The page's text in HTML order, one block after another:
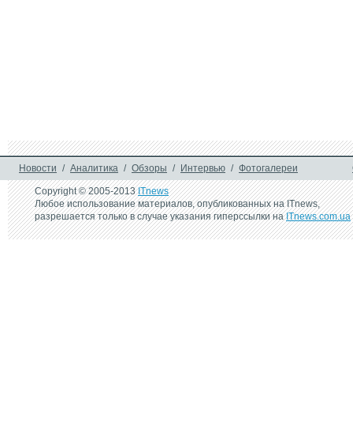
Новости / Аналитика / Обзоры / Интервью / Фотогалереи
Copyright © 2005-2013ITnews
Любое использование материалов, опубликованных на ITnews,
разрешается только в случае указания гиперссылки наITnews.com.ua